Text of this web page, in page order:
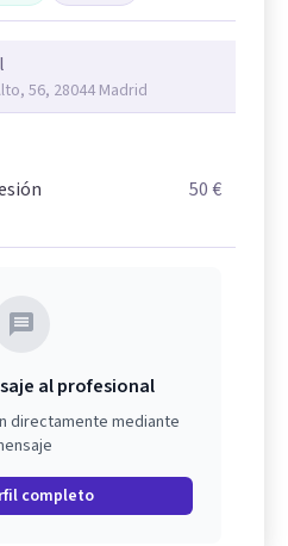
56, 28044 Madrid
50 €
al profesional
directamente mediante
completo